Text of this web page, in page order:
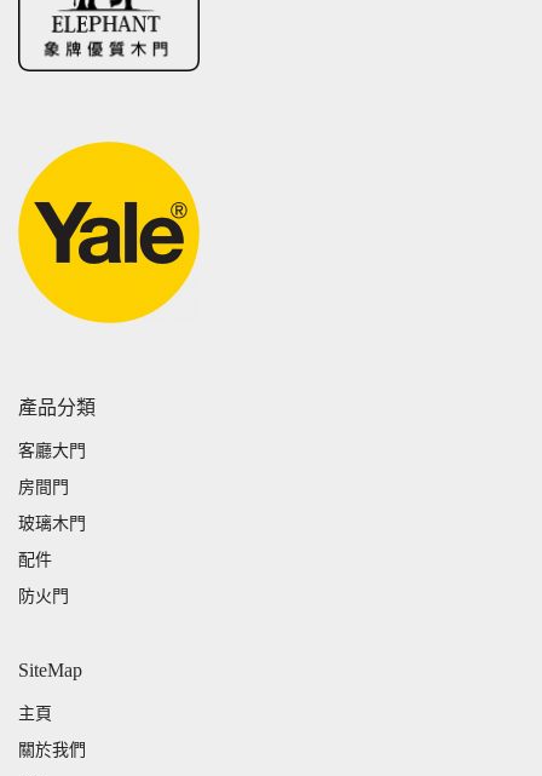
產品分類
客廳大門
房間門
玻璃木門
配件
防火門
SiteMap
主頁
關於我們